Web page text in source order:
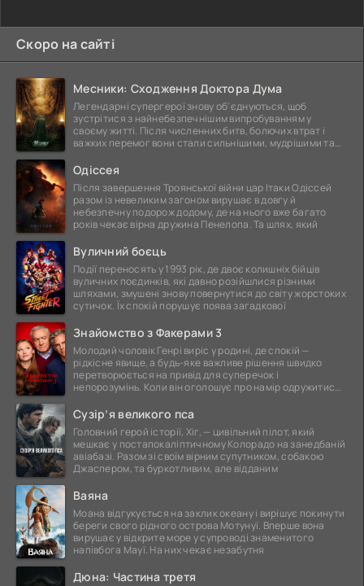
Скоро на сайті
Месники: Сходження Доктора Дума
Легендарні супергерої знову об'єднуються, щоб
зустрітися з найнебезпечнішим випробуванням у
своєму житті. Після численних битв, болючих втрат і
важких перемог вони стали сильнішими, мудрішими та
Одіссея
Після завершення Троянської війни цар Ітаки Одіссей
разом із невеликим загоном вирушає в довгу й
небезпечну подорож додому, де на нього вже багато
років чекає вірна дружина Пенелопа. Та шлях, який
Вуличний боєць
Події переносять у 1993 рік, де двоє колишніх бійців
вуличних поєдинків, які давно розійшлися різними
шляхами, змушені знову повернутися до світу жорстоких
сутичок. Їх спокій порушує поява загадкової
Знайомство з Факерами 3
Молодий чоловік Генрі виріс у родині, де спокій —
рідкісне явище, а будь-яке важливе рішення швидко
перетворюється на привід для суперечок і
непорозумінь. Коли він оголошує про намір одружитися,
Сузір’я великого пса
Головний герой історії, Хіг, — цивільний пілот, який
мешкає у постапокаліптичному Колорадо на занедбаній
авіабазі. Разом зі своїм вірним супутником, собакою
Джаспером, та буркотливим, але відданим
Ваяна
Моана відгукується на заклик океану і вирішує покинути
береги свого рідного острова Мотунуї. Вперше вона
вирушає у відкрите море у супроводі знаменитого
напівбога Мауї. На них чекає незабутня
Дюна: Частина третя